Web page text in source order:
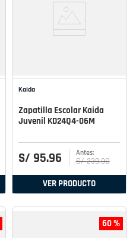
Kaida
Zapatilla Escolar Kaida
Juvenil KD24Q4-06M
S/ 95.96 S/ 239.90
VER PRODUCTO
60 %